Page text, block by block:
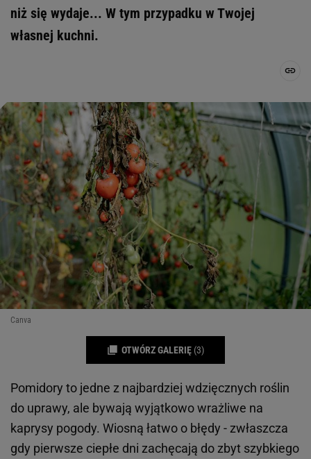
niż się wydaje... W tym przypadku w Twojej
własnej kuchni.
Canva
OTWÓRZ GALERIĘ (3)
Pomidory to jedne z najbardziej wdzięcznych roślin
do uprawy, ale bywają wyjątkowo wrażliwe na
kaprysy pogody. Wiosną łatwo o błędy - zwłaszcza
gdy pierwsze ciepłe dni zachęcają do zbyt szybkiego